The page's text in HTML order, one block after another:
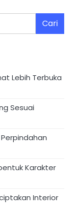
Cari
Lebih Terbuka
Sesuai
Karakter
Interior